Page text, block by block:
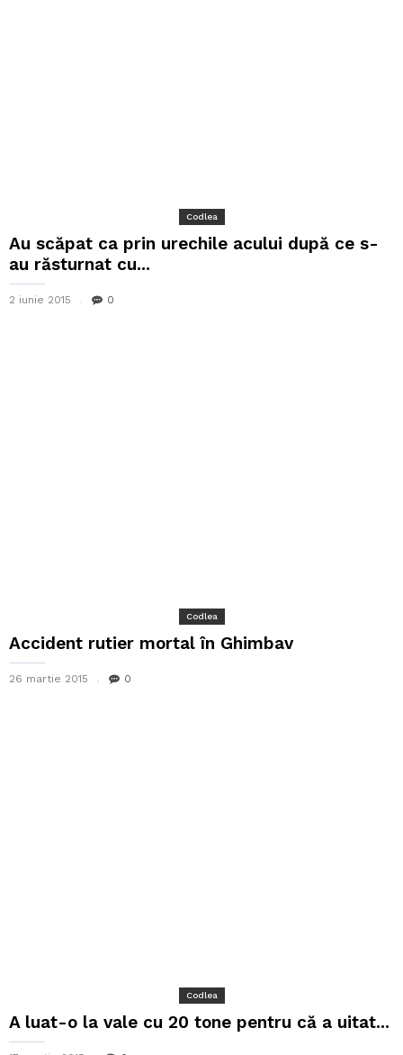
Codlea
Au scăpat ca prin urechile acului după ce s-
au răsturnat cu...
2 iunie 2015 0
Codlea
Accident rutier mortal în Ghimbav
26 martie 2015 0
Codlea
A luat-o la vale cu 20 tone pentru că a uitat...